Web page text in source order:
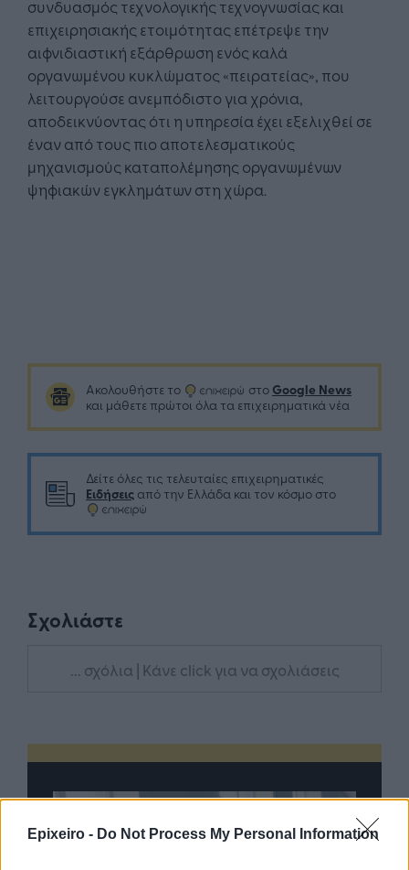
Epixeiro - Do Not Process My Personal Information
συνδυασμός τεχνολογικής τεχνογνωσίας και
επιχειρησιακής ετοιμότητας επέτρεψε την
αιφνιδιαστική εξάρθρωση ενός καλά
οργανωμένου κυκλώματος «πειρατείας», που
λειτουργούσε ανεμπόδιστο για χρόνια,
αποδεικνύοντας ότι η υπηρεσία έχει εξελιχθεί σε
έναν από τους πιο αποτελεσματικούς
μηχανισμούς καταπολέμησης οργανωμένων
ψηφιακών εγκλημάτων στη χώρα.
Ακολουθήστε το στο Google News
και μάθετε πρώτοι όλα τα επιχειρηματικά νέα
Δείτε όλες τις τελευταίες επιχειρηματικές
Ειδήσεις από την Ελλάδα και τον κόσμο στο
Σχολιάστε
... σχόλια | Κάνε click για να σχολιάσεις